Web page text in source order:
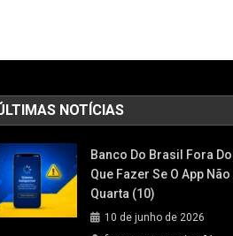
NOTÍCIAS
Banco Do Brasil Fora
Que Fazer Se O App
Quarta (10)
10 de junho de 2026